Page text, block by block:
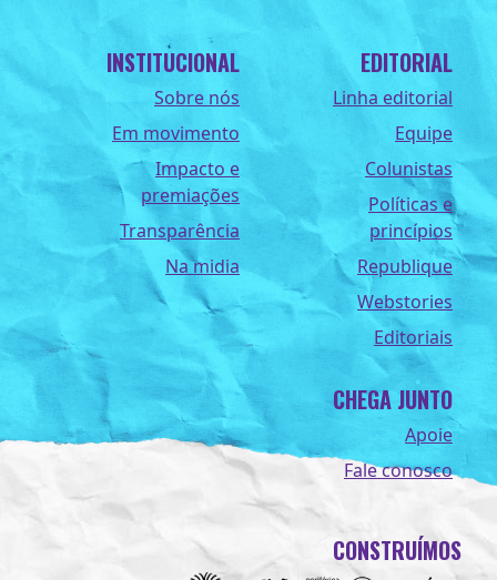
INSTITUCIONAL
Sobre nós
Em movimento
Impacto e
premiações
Transparência
Na midia
EDITORIAL
Linha editorial
Equipe
Colunistas
Políticas e
princípios
Republique
Webstories
Editoriais
CHEGA JUNTO
Apoie
Fale conosco
CONSTRUÍMOS